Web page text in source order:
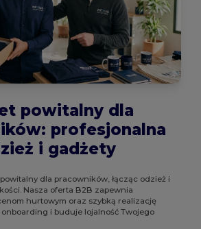
powitalny dla
profesjonalna
i gadżety
dla pracowników, łącząc odzież i
Nasza oferta B2B zapewnia
hurtowym oraz szybką realizację
onboarding i buduje lojalność Twojego